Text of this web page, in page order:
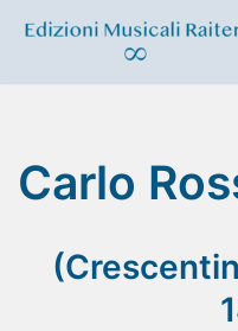
Carlo